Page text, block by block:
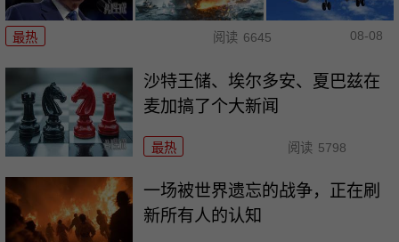
最热 阅读 6645 08-08
沙特王储、埃尔多安、夏巴兹在
麦加搞了个大新闻
最热 阅读 5798
一场被世界遗忘的战争，正在刷
新所有人的认知